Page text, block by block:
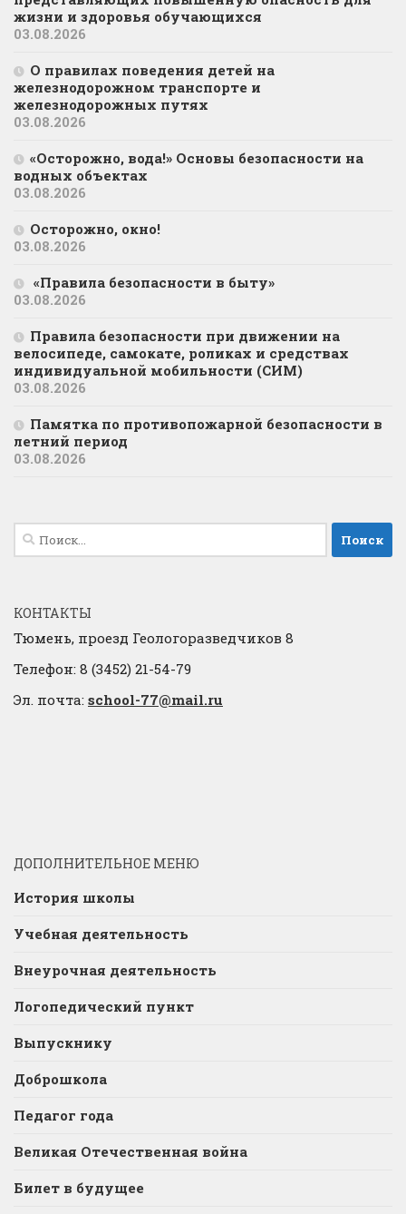
жизни и здоровья обучающихся
03.08.2026
О правилах поведения детей на
железнодорожном транспорте и
железнодорожных путях
03.08.2026
«Осторожно, вода!» Основы безопасности на
водных объектах
03.08.2026
Осторожно, окно!
03.08.2026
«Правила безопасности в быту»
03.08.2026
Правила безопасности при движении на
велосипеде, самокате, роликах и средствах
индивидуальной мобильности (СИМ)
03.08.2026
Памятка по противопожарной безопасности в
летний период
03.08.2026
Найти:
КОНТАКТЫ
Тюмень, проезд Геологоразведчиков 8
Телефон: 8 (3452) 21-54-79
Эл. почта: school-77@mail.ru
ДОПОЛНИТЕЛЬНОЕ МЕНЮ
История школы
Учебная деятельность
Внеурочная деятельность
Логопедический пункт
Выпускнику
Доброшкола
Педагог года
Великая Отечественная война
Билет в будущее